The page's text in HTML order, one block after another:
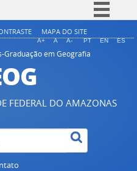
Simplifique!
Comunica BR
Acesso à informação
Legislação
Canais
MAPA DO SITE
A+ A A- PT EN ES
Graduação em Geografia
FEDERAL DO AMAZONAS